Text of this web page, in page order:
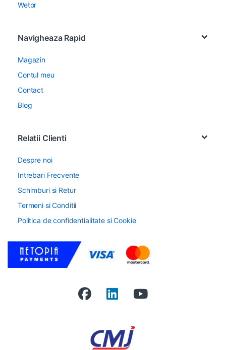
Wetor
Navigheaza Rapid
Magazin
Contul meu
Contact
Blog
Relatii Clienti
Despre noi
Intrebari Frecvente
Schimburi si Retur
Termeni si Conditii
Politica de confidentialitate si Cookie